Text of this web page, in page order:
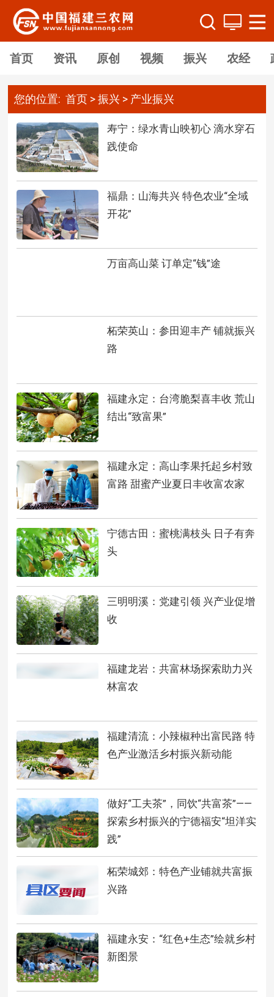
首页 资讯 原创 视频 振兴 农经
您的位置:首页 >振兴 > 产业振兴
寿宁：绿水青山映初心 滴水穿石
践使命
福鼎：山海共兴 特色农业“全域
开花”
万亩高山菜 订单定“钱”途
柘荣英山：参田迎丰产 铺就振兴
路
福建永定：台湾脆梨喜丰收 荒山
结出“致富果”
福建永定：高山李果托起乡村致
富路 甜蜜产业夏日丰收富农家
宁德古田：蜜桃满枝头 日子有奔
头
三明明溪：党建引领 兴产业促增
收
福建龙岩：共富林场探索助力兴
林富农
福建清流：小辣椒种出富民路 特
色产业激活乡村振兴新动能
做好“工夫茶”，同饮“共富茶”——
探索乡村振兴的宁德福安“坦洋实
践”
柘荣城郊：特色产业铺就共富振
兴路
福建永安：“红色+生态”绘就乡村
新图景